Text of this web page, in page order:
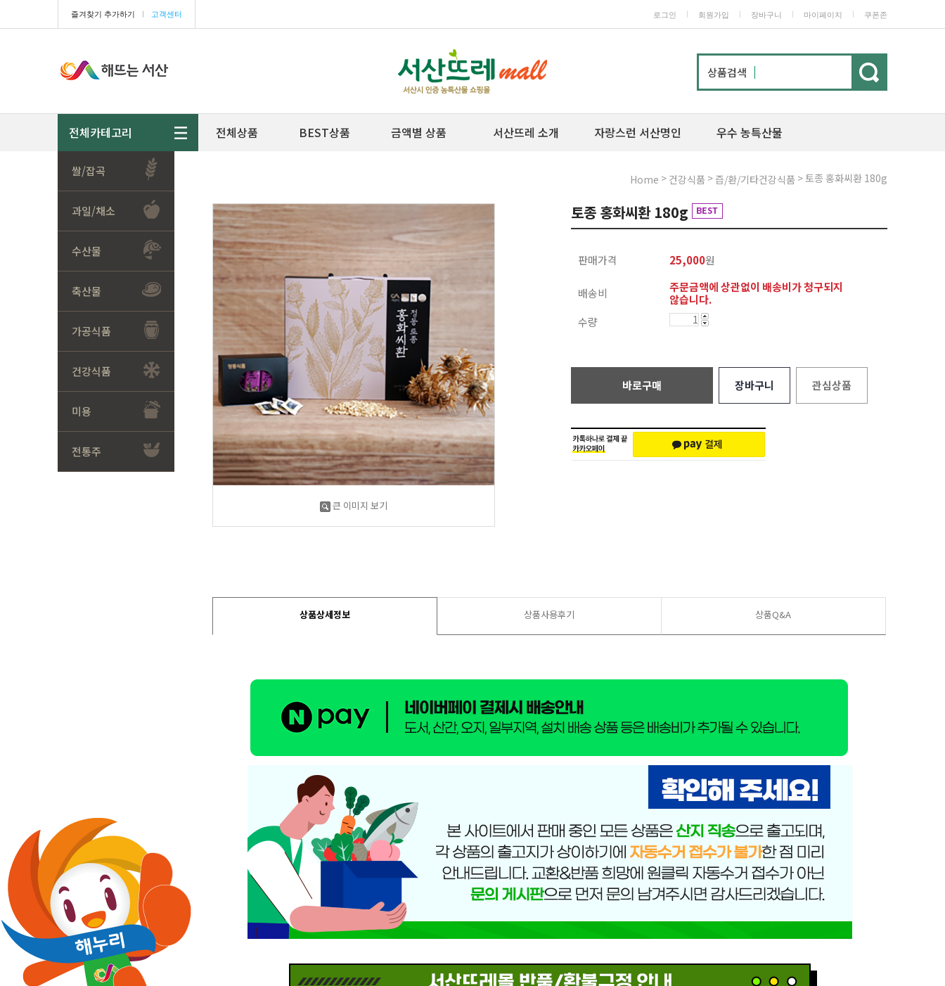
즐겨찾기 추가하기 ㅣ 고객센터 로그인 회원가입 장바구니 마이페이지 쿠폰존
상품검색
전체카테고리 전체상품 BEST상품 금액별 상품 서산뜨레 소개 자랑스런 서산명인 우수 농특산물
쌀/잡곡
과일/채소
수산물
축산물
가공식품
건강식품
미용
전통주
Home > 건강식품 >즙/환/기타건강식품 > 토종 홍화씨환 180g
큰 이미지 보기
토종 홍화씨환 180g
판매가격 25,000원
배송비
주문금액에 상관없이 배송비가 청구되지
않습니다.
수량
바로구매 장바구니 관심상품
상품상세정보 상품사용후기 상품Q&A